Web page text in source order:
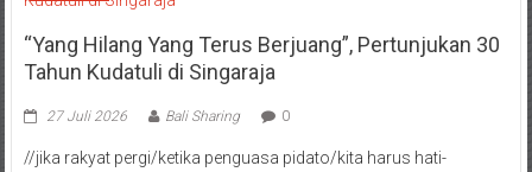
“Yang Hilang Yang Terus Berjuang”, Pertunjukan 30
Tahun Kudatuli di Singaraja
27 Juli 2026 Bali Sharing 0
//jika rakyat pergi/ketika penguasa pidato/kita harus hati-